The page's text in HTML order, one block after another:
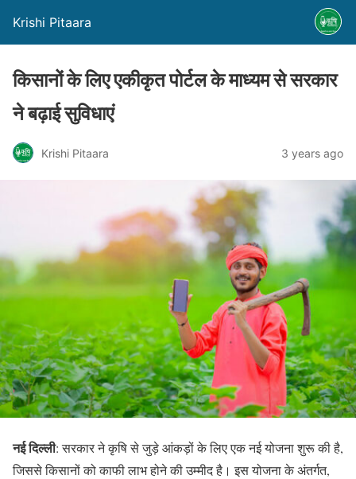
Krishi Pitaara
किसानों के लिए एकीकृत पोर्टल के माध्यम से सरकार
ने बढ़ाई सुविधाएं
Krishi Pitaara 3 years ago
नई दिल्ली: सरकार ने कृषि से जुड़े आंकड़ों के लिए एक नई योजना शुरू की है,
जिससे किसानों को काफी लाभ होने की उम्मीद है। इस योजना के अंतर्गत,